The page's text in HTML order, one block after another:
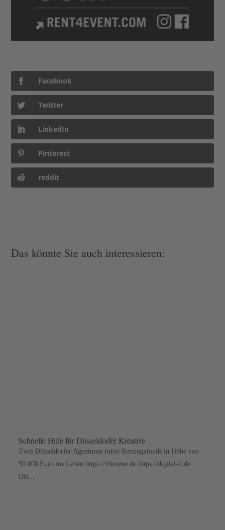
Facebook
Twitter
LinkedIn
Pinterest
reddit
Das könnte Sie auch interessieren:
Schnelle Hilfe für Düsseldorfer Kreative
Zwei Düsseldorfer Agenturen rufen Rettungsfonds in Höhe von
50.000 Euro ins Leben https://16meter.de https://digital-h.de
Die...